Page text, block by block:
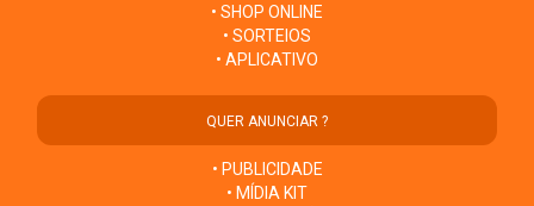
• SHOP ONLINE
• SORTEIOS
• APLICATIVO
QUER ANUNCIAR ?
• PUBLICIDADE
• MÍDIA KIT